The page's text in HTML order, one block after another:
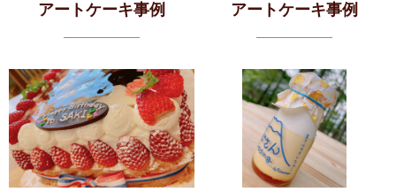
アートケーキ事例 アートケーキ事例